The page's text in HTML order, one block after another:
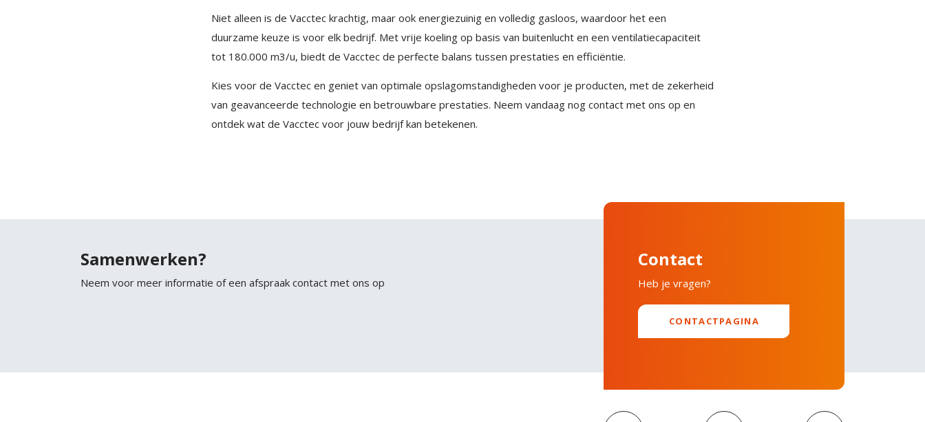
Niet alleen is de Vacctec krachtig, maar ook energiezuinig en volledig gasloos, waardoor het een
duurzame keuze is voor elk bedrijf. Met vrije koeling op basis van buitenlucht en een ventilatiecapaciteit
tot 180.000 m3/u, biedt de Vacctec de perfecte balans tussen prestaties en efficiëntie.
Kies voor de Vacctec en geniet van optimale opslagomstandigheden voor je producten, met de zekerheid
van geavanceerde technologie en betrouwbare prestaties. Neem vandaag nog contact met ons op en
ontdek wat de Vacctec voor jouw bedrijf kan betekenen.
Samenwerken?
Neem voor meer informatie of een afspraak contact met ons op
Contact
Heb je vragen?
CONTACTPAGINA
sit. Nisl nisi scelerisque eu ultrices vitae auctor eu.
Interdum posuere lorem ipsum dolor sit amet
consectetur adipiscing.